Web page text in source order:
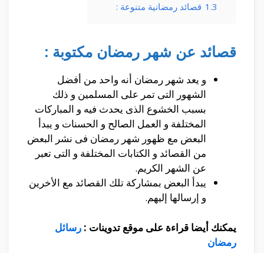
1.3 قصائد رمضانية متنوعة :
قصائد عن شهر رمضان مكتوبة :
و يعد شهر رمضان أنه واحد من أفضل
الشهور التى تمر على المسلمين و ذلك
بسبب الخشوع الذى يحدث فيه و المباركات
المختلفة و العمل الصالح و الحسنات و يبدأ
البعض مع ظهور شهر رمضان فى نشر البعض
من القصائد و الكتابات المختلفة و التى تعبر
عن الشهر الكريم.
يبدأ البعض بمشاركة تلك القصائد مع الأخرين
و إرسالها إليهم.
يمكنك أيضا قراءة على موقع تدوينات : رسائل
رمضان